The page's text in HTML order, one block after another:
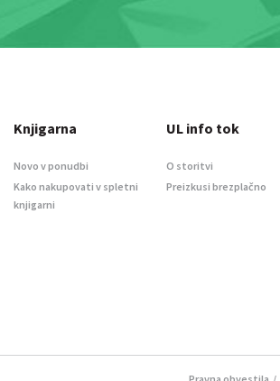
Knjigarna
Novo v ponudbi
Kako nakupovati v spletni
knjigarni
UL info tok
O storitvi
Preizkusi brezplačno